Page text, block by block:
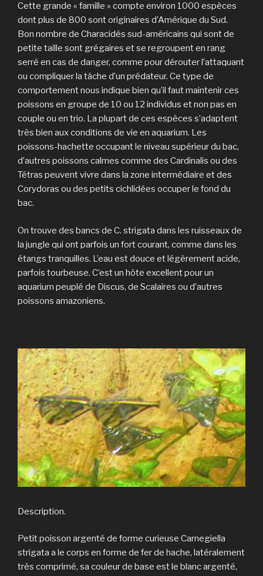
Cette grande « famille » compte environ 1000 espèces
dont plus de 800 sont originaires d’Amérique du Sud.
Bon nombre de Characidés sud-américains qui sont de
petite taille sont grégaires et se regroupent en rang
serré en cas de danger, comme pour dérouter l’attaquant
ou compliquer la tâche d’un prédateur. Ce type de
comportement nous indique bien qu’il faut maintenir ces
poissons en groupe de 10 ou 12 individus et non pas en
couple ou en trio. La plupart de ces espèces s’adaptent
très bien aux conditions de vie en aquarium. Les
poissons-hachette occupant le niveau supérieur du bac,
d’autres poissons calmes comme des Cardinalis ou des
Tétras peuvent vivre dans la zone intermédiaire et des
Corydoras ou des petits cichlidées occuper le fond du
bac.
On trouve des bancs de C. strigata dans les ruisseaux de
la jungle qui ont parfois un fort courant, comme dans les
étangs tranquilles. L’eau est douce et légèrement acide,
parfois tourbeuse. C’est un hôte excellent pour un
aquarium peuplé de Discus, de Scalaires ou d’autres
poissons amazoniens.
Description.
Petit poisson argenté de forme curieuse Carnegiella
strigata a le corps en forme de fer de hache, latéralement
très comprimé, sa couleur de base est le blanc argenté,